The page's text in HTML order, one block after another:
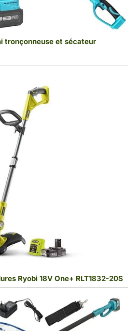
tronçonneuse et sécateur
Ryobi 18V One+ RLT1832-20S